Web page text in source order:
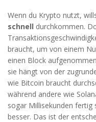
Wenn du Krypto nutzt,
schnell durchkommen.
braucht, um von einem
einen Block
sie hängt von der
wie Bitcoin braucht
während andere wie
sogar Millisekunden fertig
besser. Das ist der